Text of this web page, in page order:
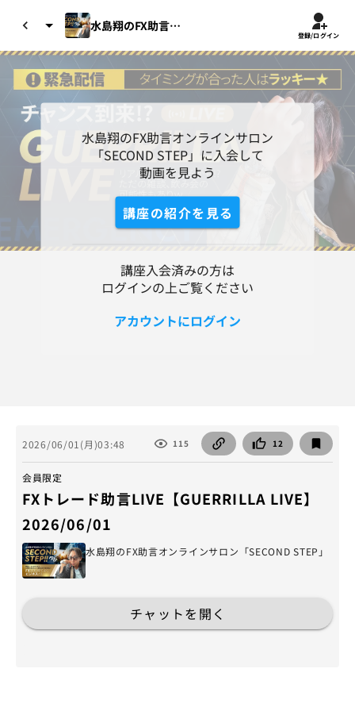
水島翔のFX助言オンラインサロン「...
登録/ログイン
水島翔のFX助言オンラインサロン
「SECOND STEP」に入会して
動画を見よう
講座の紹介を見る
講座入会済みの方は
ログインの上ご覧ください
アカウントにログイン
2026/06/01(月)03:48 115 12
会員限定
FXトレード助言LIVE【GUERRILLA LIVE】
2026/06/01
水島翔のFX助言オンラインサロン「SECOND STEP」
チャットを開く